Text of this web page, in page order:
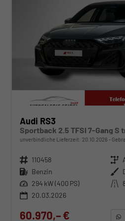
Audi RS3
Sportback 2.5 TFSI 7-Gang S
unverbindliche Lieferzeit: 20.10.2026
Fahrzeugnr. 110458 Getriebe
Kraftstoff Benzin Außenfarbe
Leistung 294 kW (400 PS) Kilometerstand
20.03.2026
60.970,– €